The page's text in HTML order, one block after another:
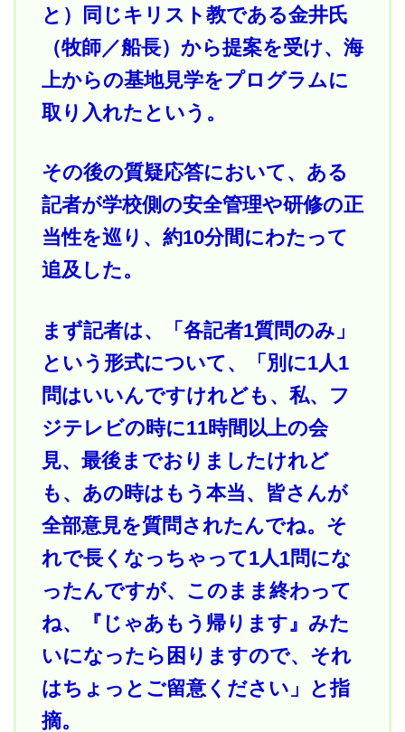
と）同じキリスト教である金井氏
（牧師／船長）から提案を受け、海
上からの基地見学をプログラムに
取り入れたという。
その後の質疑応答において、ある
記者が学校側の安全管理や研修の正
当性を巡り、約10分間にわたって
追及した。
まず記者は、「各記者1質問のみ」
という形式について、「別に1人1
問はいいんですけれども、私、フ
ジテレビの時に11時間以上の会
見、最後までおりましたけれど
も、あの時はもう本当、皆さんが
全部意見を質問されたんでね。そ
れで長くなっちゃって1人1問にな
ったんですが、このまま終わって
ね、『じゃあもう帰ります』みた
いになったら困りますので、それ
はちょっとご留意ください」と指
摘。